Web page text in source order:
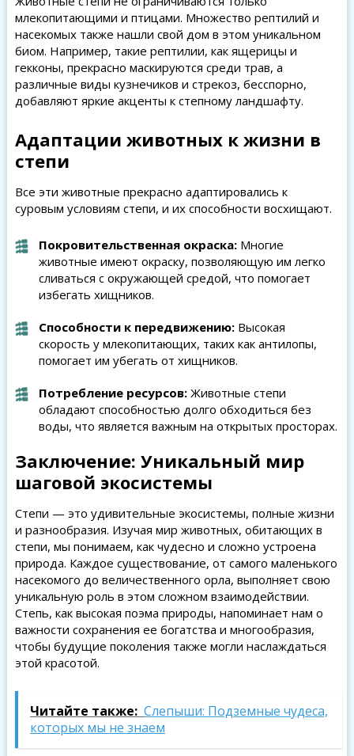
млекопитающими и птицами. Множество рептилий и
насекомых также нашли свой дом в этом уникальном
биом. Например, такие рептилии, как ящерицы и
гекконы, прекрасно маскируются среди трав, а
различные виды кузнечиков и стрекоз, бесспорно,
добавляют яркие акценты к степному ландшафту.
Адаптации животных к жизни в
степи
Все эти животные прекрасно адаптировались к
суровым условиям степи, и их способности восхищают.
Покровительственная окраска:Многие
животные имеют окраску, позволяющую им легко
сливаться с окружающей средой, что помогает
избегать хищников.
Способности к передвижению:Высокая
скорость у млекопитающих, таких как антилопы,
помогает им убегать от хищников.
Потребление ресурсов:Животные степи
обладают способностью долго обходиться без
воды, что является важным на открытых просторах.
Заключение: Уникальный мир
шаговой экосистемы
Степи — это удивительные экосистемы, полные жизни
и разнообразия. Изучая мир животных, обитающих в
степи, мы понимаем, как чудесно и сложно устроена
природа. Каждое существование, от самого маленького
насекомого до величественного орла, выполняет свою
уникальную роль в этом сложном взаимодействии.
Степь, как высокая поэма природы, напоминает нам о
важности сохранения ее богатства и многообразия,
чтобы будущие поколения также могли наслаждаться
этой красотой.
Читайте также: Слепыши: Подземные чудеса,
которых мы не знаем